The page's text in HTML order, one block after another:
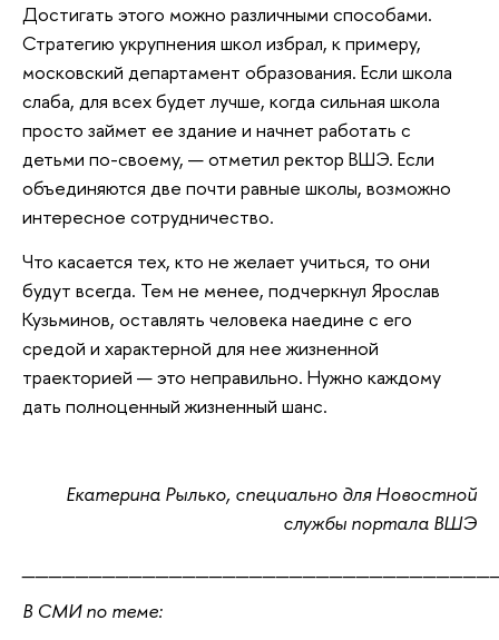
Достигать этого можно различными способами.
Стратегию укрупнения школ избрал, к примеру,
московский департамент образования. Если школа
слаба, для всех будет лучше, когда сильная школа
просто займет ее здание и начнет работать с
детьми по-своему, — отметил ректор ВШЭ. Если
объединяются две почти равные школы, возможно
интересное сотрудничество.
Что касается тех, кто не желает учиться, то они
будут всегда. Тем не менее, подчеркнул Ярослав
Кузьминов, оставлять человека наедине с его
средой и характерной для нее жизненной
траекторией — это неправильно. Нужно каждому
дать полноценный жизненный шанс.
Екатерина Рылько, специально для Новостной
службы портала ВШЭ
В СМИ по теме: